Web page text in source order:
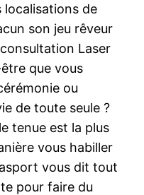
localisations de
son jeu rêveur
Laser
que vous
ou
de toute seule ?
tenue est la plus
vous habiller
vous dit tout
pour faire du